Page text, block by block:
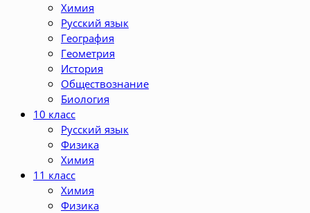
Химия
Русский язык
География
Геометрия
История
Обществознание
Биология
10 класс
Русский язык
Физика
Химия
11 класс
Химия
Физика